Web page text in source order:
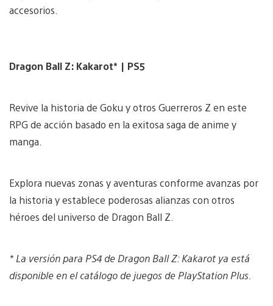
accesorios.
Dragon Ball Z: Kakarot* | PS5
Revive la historia de Goku y otros Guerreros Z en este
RPG de acción basado en la exitosa saga de anime y
manga.
Explora nuevas zonas y aventuras conforme avanzas por
la historia y establece poderosas alianzas con otros
héroes del universo de Dragon Ball Z.
* La versión para PS4 de Dragon Ball Z:Kakarot ya está
disponible en el catálogo de juegos de PlayStation Plus.